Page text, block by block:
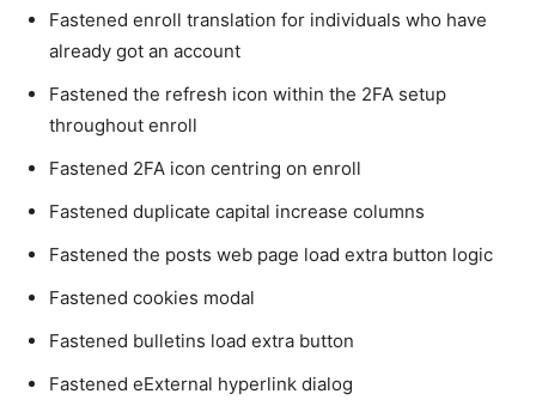
Fastened enroll translation for individuals who have
already got an account
Fastened the refresh icon within the 2FA setup
throughout enroll
Fastened 2FA icon centring on enroll
Fastened duplicate capital increase columns
Fastened the posts web page load extra button logic
Fastened cookies modal
Fastened bulletins load extra button
Fastened eExternal hyperlink dialog